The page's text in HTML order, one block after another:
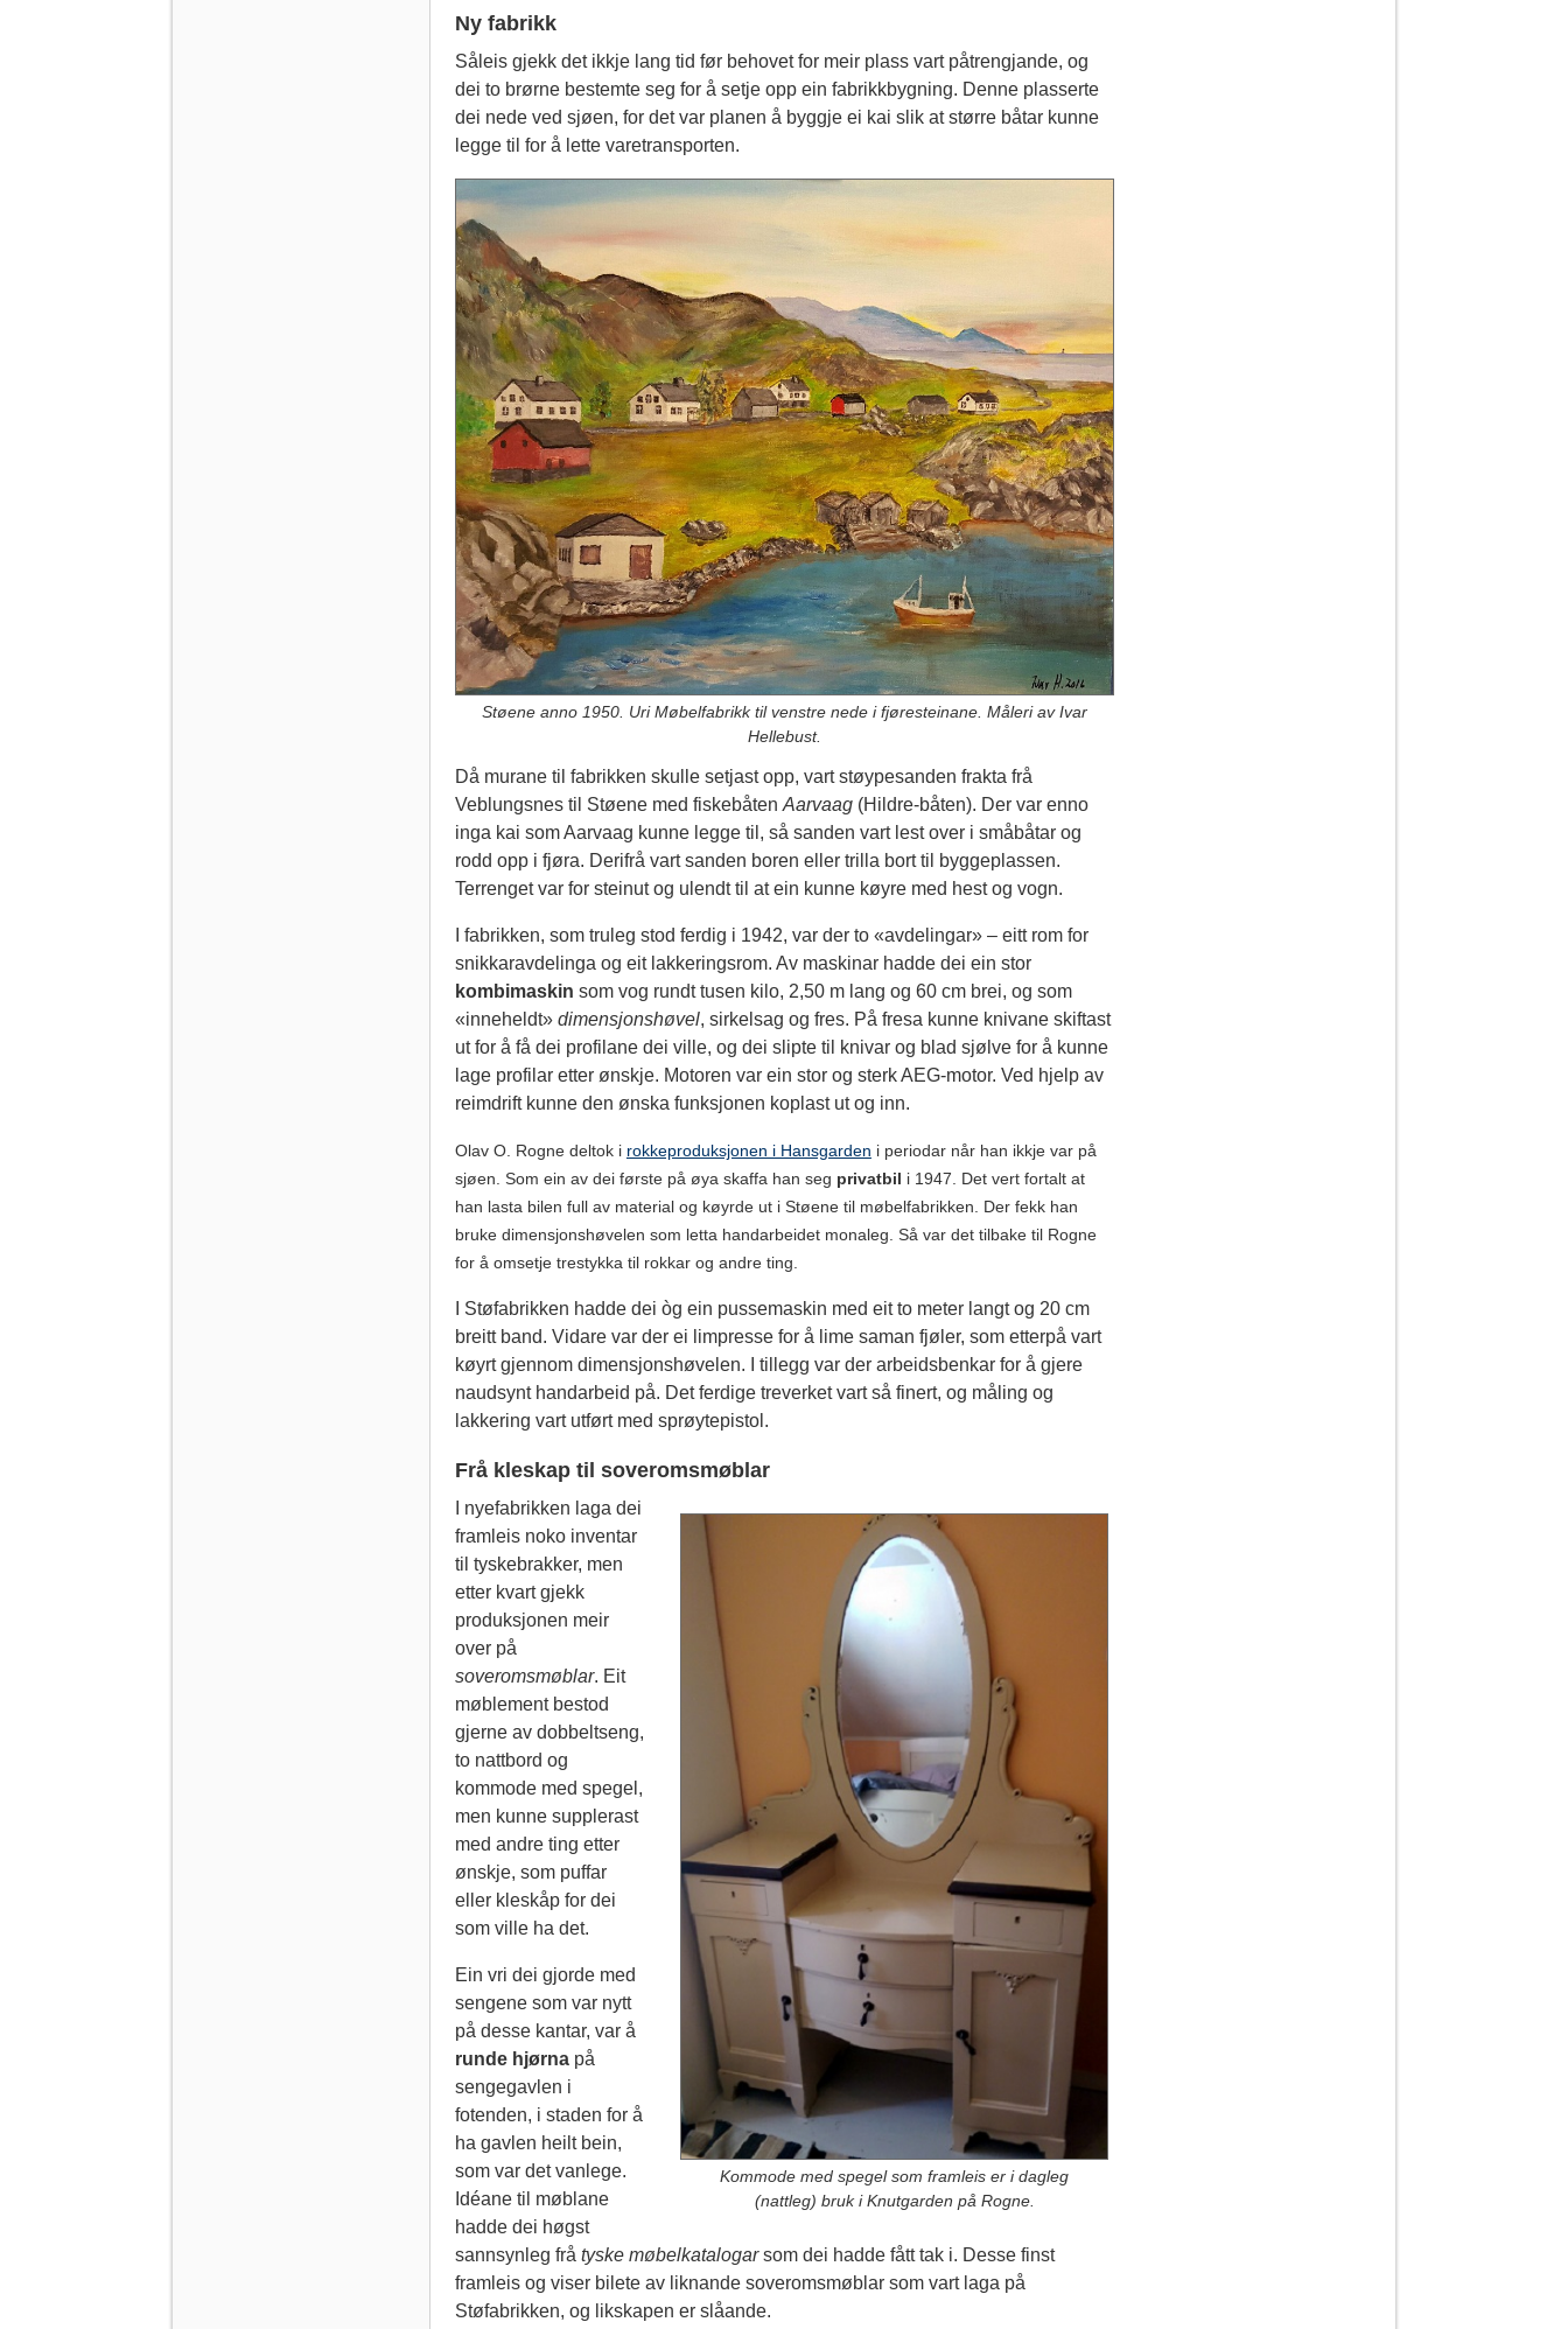
Ny fabrikk
Såleis gjekk det ikkje lang tid før behovet for meir plass vart påtrengjande, og
dei to brørne bestemte seg for å setje opp ein fabrikkbygning. Denne plasserte
dei nede ved sjøen, for det var planen å byggje ei kai slik at større båtar kunne
legge til for å lette varetransporten.
Støene anno 1950. Uri Møbelfabrikk til venstre nede i fjøresteinane. Måleri av Ivar
Hellebust.
Då murane til fabrikken skulle setjast opp, vart støypesanden frakta frå
Veblungsnes til Støene med fiskebåten Aarvaag(Hildre-båten). Der var enno
inga kai som Aarvaag kunne legge til, så sanden vart lest over i småbåtar og
rodd opp i fjøra. Derifrå vart sanden boren eller trilla bort til byggeplassen.
Terrenget var for steinut og ulendt til at ein kunne køyre med hest og vogn.
I fabrikken, som truleg stod ferdig i 1942, var der to «avdelingar» – eitt rom for
snikkaravdelinga og eit lakkeringsrom. Av maskinar hadde dei ein stor
kombimaskin som vog rundt tusen kilo, 2,50 m lang og 60 cm brei, og som
«inneheldt» dimensjonshøvel, sirkelsag og fres. På fresa kunne knivane skiftast
ut for å få dei profilane dei ville, og dei slipte til knivar og blad sjølve for å kunne
lage profilar etter ønskje. Motoren var ein stor og sterk AEG-motor. Ved hjelp av
reimdrift kunne den ønska funksjonen koplast ut og inn.
Olav O. Rogne deltok i rokkeproduksjonen i Hansgarden i periodar når han ikkje var på
sjøen. Som ein av dei første på øya skaffa han seg privatbil i 1947. Det vert fortalt at
han lasta bilen full av material og køyrde ut i Støene til møbelfabrikken. Der fekk han
bruke dimensjonshøvelen som letta handarbeidet monaleg. Så var det tilbake til Rogne
for å omsetje trestykka til rokkar og andre ting.
I Støfabrikken hadde dei òg ein pussemaskin med eit to meter langt og 20 cm
breitt band. Vidare var der ei limpresse for å lime saman fjøler, som etterpå vart
køyrt gjennom dimensjonshøvelen. I tillegg var der arbeidsbenkar for å gjere
naudsynt handarbeid på. Det ferdige treverket vart så finert, og måling og
lakkering vart utført med sprøytepistol.
Frå kleskap til soveromsmøblar
Kommode med spegel som framleis er i dagleg
(nattleg) bruk i Knutgarden på Rogne.
I nyefabrikken laga dei
framleis noko inventar
til tyskebrakker, men
etter kvart gjekk
produksjonen meir
over på
soveromsmøblar. Eit
møblement bestod
gjerne av dobbeltseng,
to nattbord og
kommode med spegel,
men kunne supplerast
med andre ting etter
ønskje, som puffar
eller kleskåp for dei
som ville ha det.
Ein vri dei gjorde med
sengene som var nytt
på desse kantar, var å
runde hjørnapå
sengegavlen i
fotenden, i staden for å
ha gavlen heilt bein,
som var det vanlege.
Idéane til møblane
hadde dei høgst
sannsynleg frå tyske møbelkatalogarsom dei hadde fått tak i. Desse finst
framleis og viser bilete av liknande soveromsmøblar som vart laga på
Støfabrikken, og likskapen er slåande.